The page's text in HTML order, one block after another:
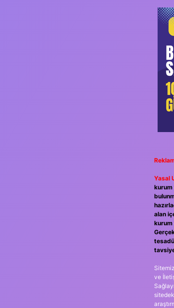
Yasal
kurum
alan
kurum
ve